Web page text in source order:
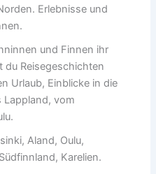
Erlebnisse und
und Finnen ihr
du Reisegeschichten
Urlaub, Einblicke in die
Lappland, vom
Aland, Oulu,
Karelien.